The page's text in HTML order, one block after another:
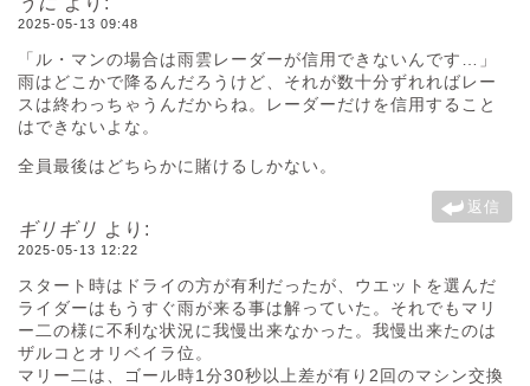
2025-05-13 09:48
「ル・マンの場合は雨雲レーダーが信用できないんです…」
雨はどこかで降るんだろうけど、それが数十分ずれればレー
スは終わっちゃうんだからね。レーダーだけを信用すること
はできないよな。
全員最後はどちらかに賭けるしかない。
返信
ギリギリ より:
2025-05-13 12:22
スタート時はドライの方が有利だったが、ウエットを選んだ
ライダーはもうすぐ雨が来る事は解っていた。それでもマリ
ー二の様に不利な状況に我慢出来なかった。我慢出来たのは
ザルコとオリベイラ位。
マリー二は、ゴール時1分30秒以上差が有り2回のマシン交換